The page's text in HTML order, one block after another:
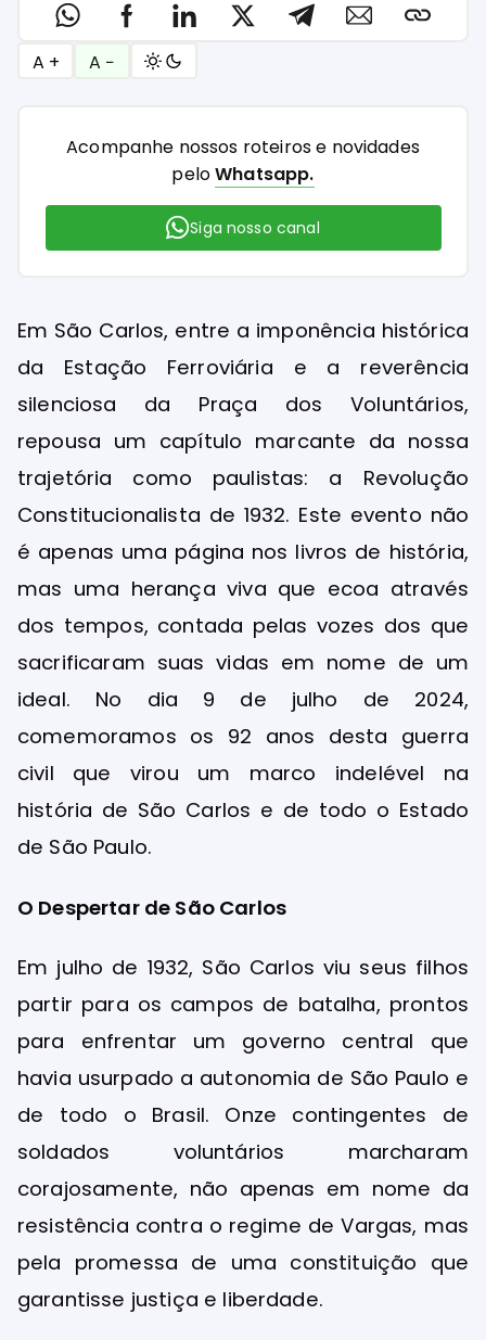
A + A −
Acompanhe nossos roteiros e novidades
peloWhatsapp.
Siga nosso canal
Em São Carlos, entre a imponência histórica
da Estação Ferroviária e a reverência
silenciosa da Praça dos Voluntários,
repousa um capítulo marcante da nossa
trajetória como paulistas: a Revolução
Constitucionalista de 1932. Este evento não
é apenas uma página nos livros de história,
mas uma herança viva que ecoa através
dos tempos, contada pelas vozes dos que
sacrificaram suas vidas em nome de um
ideal. No dia 9 de julho de 2024,
comemoramos os 92 anos desta guerra
civil que virou um marco indelével na
história de São Carlos e de todo o Estado
de São Paulo.
O Despertar de São Carlos
Em julho de 1932, São Carlos viu seus filhos
partir para os campos de batalha, prontos
para enfrentar um governo central que
havia usurpado a autonomia de São Paulo e
de todo o Brasil. Onze contingentes de
soldados voluntários marcharam
corajosamente, não apenas em nome da
resistência contra o regime de Vargas, mas
pela promessa de uma constituição que
garantisse justiça e liberdade.